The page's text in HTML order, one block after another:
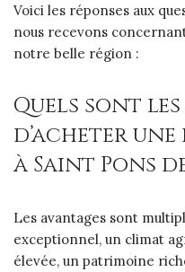
Voici les réponses aux
nous recevons
notre belle région :
Quels sont
d’acheter
à Saint Pons
Les avantages sont
exceptionnel, un climat
élevée, un patrimoine